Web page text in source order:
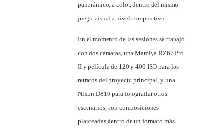
panorámico, a color, dentro del mismo
juego visual a nivel compositivo.
En el momento de las sesiones se trabajó
con dos cámaras, una Mamiya RZ67 Pro
II y película de 120 y 400 ISO para los
retratos del proyecto principal, y una
Nikon D810 para fotografiar otros
escenarios, con composiciones
planteadas dentro de un formato más